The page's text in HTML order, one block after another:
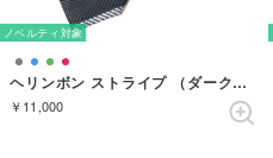
ノベルティ対象
ヘリンボン ストライプ （ダークグレイ）
￥11,000